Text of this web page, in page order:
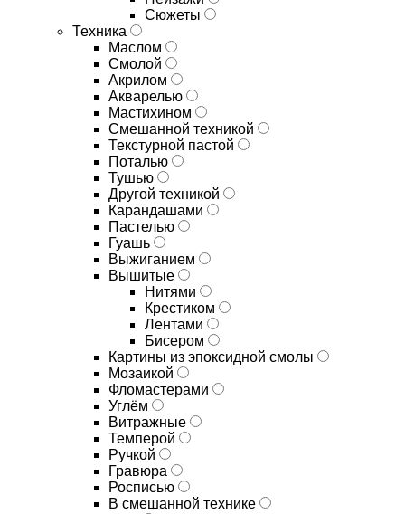
Сюжеты
Техника
Маслом
Смолой
Акрилом
Акварелью
Мастихином
Смешанной техникой
Текстурной пастой
Поталью
Тушью
Другой техникой
Карандашами
Пастелью
Гуашь
Выжиганием
Вышитые
Нитями
Крестиком
Лентами
Бисером
Картины из эпоксидной смолы
Мозаикой
Фломастерами
Углём
Витражные
Темперой
Ручкой
Гравюра
Росписью
В смешанной технике